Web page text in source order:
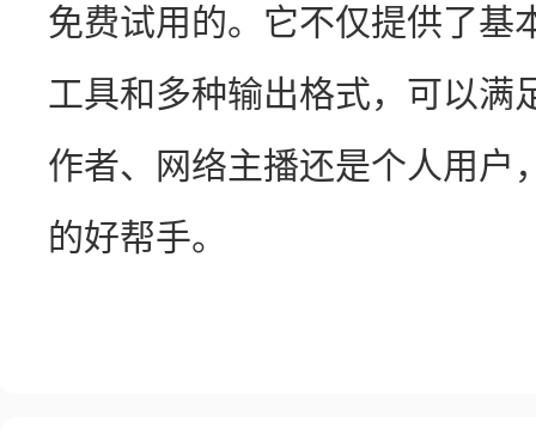
免费试用的。它不仅提供了基
工具和多种输出格式，可以满
作者、网络主播还是个人用户
的好帮手。